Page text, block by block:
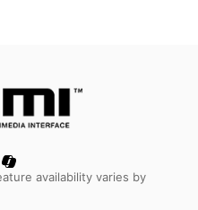
availability varies by